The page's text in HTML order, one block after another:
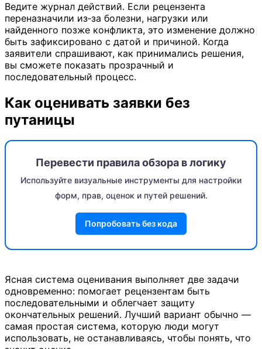
Ведите журнал действий. Если рецензента
переназначили из‑за болезни, нагрузки или
найденного позже конфликта, это изменение должно
быть зафиксировано с датой и причиной. Когда
заявители спрашивают, как принимались решения,
вы сможете показать прозрачный и
последовательный процесс.
Как оценивать заявки без
путаницы
Перевести правила обзора в логику
Используйте визуальные инструменты для настройки
форм, прав, оценок и путей решений.
Попробовать без кода
Ясная система оценивания выполняет две задачи
одновременно: помогает рецензентам быть
последовательными и облегчает защиту
окончательных решений. Лучший вариант обычно —
самая простая система, которую люди могут
использовать, не останавливаясь, чтобы понять, что